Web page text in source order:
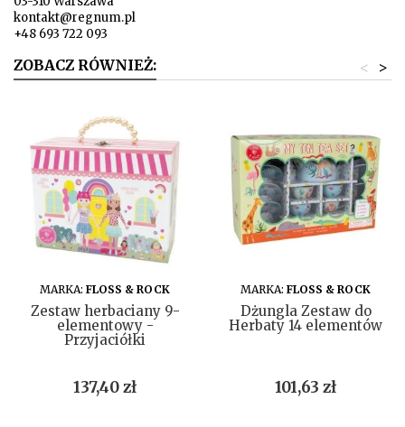
kontakt@regnum.pl
+48 693 722 093
ZOBACZ RÓWNIEŻ: >
<
DO KOSZYKA
MARKA: FLOSS & ROCK
Zestaw herbaciany 9-
elementowy -
Przyjaciółki
Cena
137,40 zł
DO KOSZYKA
MARKA: FLOSS & ROCK
Dżungla Zestaw do
Herbaty 14 elementów
Cena
101,63 zł